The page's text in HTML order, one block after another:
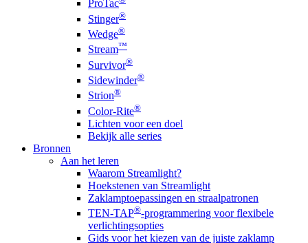
ProTac
Stinger®
Wedge®
Stream™
Survivor®
Sidewinder®
Strion®
Color-Rite®
Lichten voor een doel
Bekijk alle series
Bronnen
Aan het leren
Waarom Streamlight?
Hoekstenen van Streamlight
Zaklamptoepassingen en straalpatronen
TEN-TAP®-programmering voor flexibele
verlichtingsopties
Gids voor het kiezen van de juiste zaklamp